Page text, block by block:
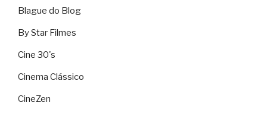
Blague do Blog
By Star Filmes
Cine 30's
Cinema Clássico
CineZen